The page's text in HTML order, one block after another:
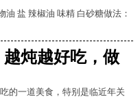
盐 辣椒油 味精 白砂糖做法：
炖越好吃，做
的一道美食，特别是临近年关